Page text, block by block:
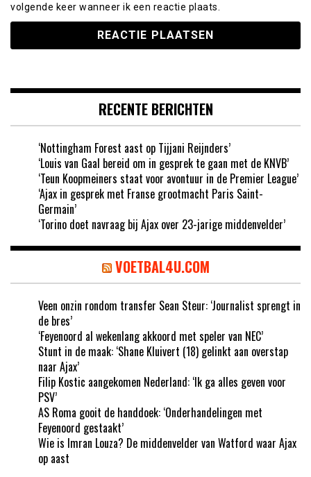
volgende keer wanneer ik een reactie plaats.
RECENTE BERICHTEN
‘Nottingham Forest aast op Tijjani Reijnders’
‘Louis van Gaal bereid om in gesprek te gaan met de KNVB’
‘Teun Koopmeiners staat voor avontuur in de Premier League’
‘Ajax in gesprek met Franse grootmacht Paris Saint-
Germain’
‘Torino doet navraag bij Ajax over 23-jarige middenvelder’
VOETBAL4U.COM
Veen onzin rondom transfer Sean Steur: ‘Journalist sprengt in
de bres’
‘Feyenoord al wekenlang akkoord met speler van NEC’
Stunt in de maak: ‘Shane Kluivert (18) gelinkt aan overstap
naar Ajax’
Filip Kostic aangekomen Nederland: ‘Ik ga alles geven voor
PSV’
AS Roma gooit de handdoek: ‘Onderhandelingen met
Feyenoord gestaakt’
Wie is Imran Louza? De middenvelder van Watford waar Ajax
op aast